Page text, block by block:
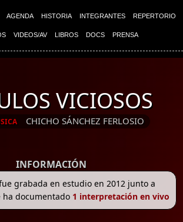
AGENDA HISTORIA INTEGRANTES REPERTORIO
VIDEOS/AV LIBROS DOCS PRENSA
VICIOSOS
CHICHO SÁNCHEZ FERLOSIO
INFORMACIÓN
grabada en estudio en 2012 junto a
ha documentado 1 interpretación en vivo